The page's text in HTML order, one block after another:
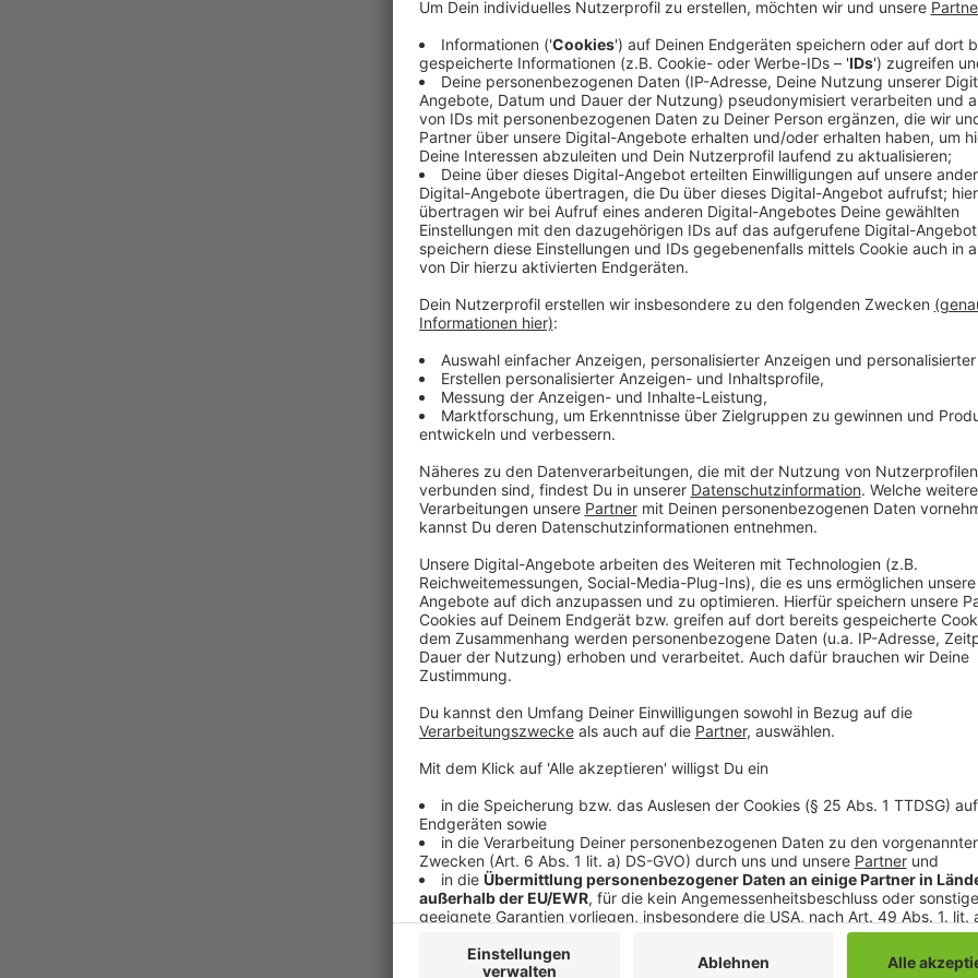
"Das Gold Rush Kid? Das bin ich", erzählt George
eine Komposition aus zwölf mitreißenden Songs.
von ihnen genau nach mir klingt."
Nach zwei Blockbuster-Alben, "Wanted On Voyage"
die beide in Großbritannien Platz 1 der
verkauften, war es nun an der Zeit, sich wieder
So hat er gemeinsam mit seinem langjährigen
London geschrieben und produziert. Was er dazu
Die neue Single "Dance All Over Me" hört ihr auch
Das Interview mit George Ezra
Anzeige
Wir benötigen Ihre
den YouTube
Wir verwenden einen
Drittanbieters, um
einzubetten. Dieser
Ihren Aktivitäten
die Details durch und
Nutzung des Service zu,
Mehr